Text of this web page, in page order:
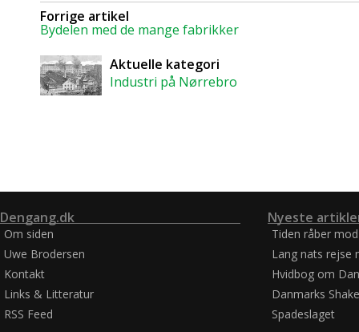
Forrige artikel
Bydelen med de mange fabrikker
Aktuelle kategori
Industri på Nørrebro
Dengang.dk
Om siden
Uwe Brodersen
Kontakt
Links & Litteratur
RSS Feed
Nyeste
Tiden råber
Lang nats rejse
Hvidbog om
Danmarks
Spadeslaget